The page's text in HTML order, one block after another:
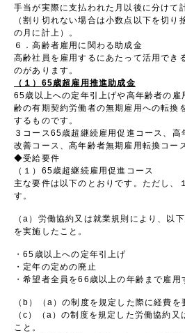
手当が実際に支払われた月以後に分けて
（割り切れない場合は小数点以下を切り
の月に計上）。
６．高齢者雇用に関わる助成金
高齢社員を雇用するにあたって活用でき
のがあります。
（１） 65歳超雇用推進助成金
65歳以上への定年引上げや高年齢者の雇
齢の有期契約労働者の無期雇用への転換
するものです。
３コース65歳超継続雇用促進コース、高
改善コース、高年齢者無期雇用転換コー
◆受給要件
（１）65歳超継続雇用促進コース
主な要件は以下のとおりです。ただし、
す。
（a）労働協約又は就業規則により、以
を実施したこと。
・65歳以上への定年引上げ
・定年の定めの廃止
・希望者全員を66歳以上の年齢まで雇用
（b）（a）の制度を規定した際に経費を
（c）（a）の制度を規定した労働協約
こと。